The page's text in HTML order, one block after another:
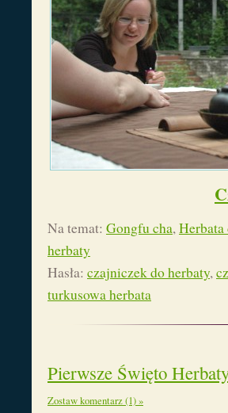
Na temat: Gongfu cha,
herbaty
Hasła: czajniczek do herbaty,
turkusowa herbata
Pierwsze Święto
Zostaw komentarz (1) »